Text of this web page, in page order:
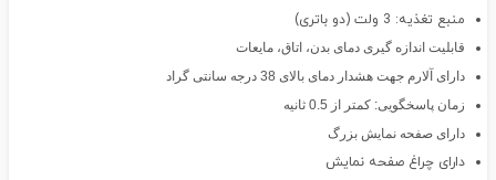
منبع تغذیه: 3 ولت (دو باتری)
قابلیت اندازه گیری دمای بدن، اتاق، مایعات
دارای آلارم جهت هشدار دمای بالای 38 درجه سانتی گراد
زمان پاسخگویی: کمتر از 0.5 ثانیه
دارای صفحه نمایش بزرگ
دارای چراغ صفحه نمایش